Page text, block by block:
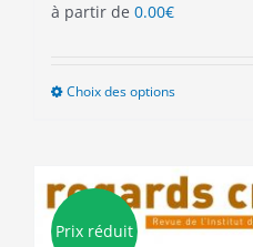
à partir de 0.00€
Choix des optionsCe
variations.
Les
Prix réduit